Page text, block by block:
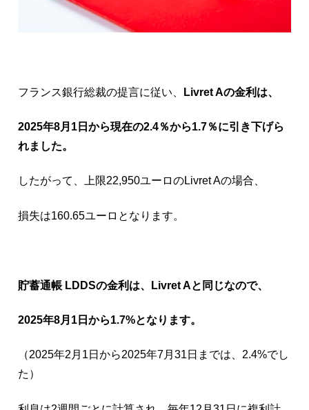
フランス銀行総裁の提言に従い、 Livret Aの金利は、
2025年8月1日から現在の2.4％から1.7％に引き下げら
れました。
したがって、上限22,950ユーロのLivret Aの場合、
損失は160.65ユーロとなります。
貯蓄通帳 LDDSの金利は、Livret Aと同じなので、
2025年8月1日から1.7%となります。
（2025年2月1日から2025年7月31日までは、2.4%でし
た）